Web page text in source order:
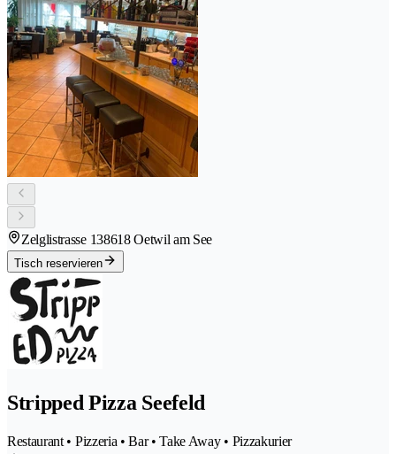
Zelglistrasse 138618 Oetwil am See
Tisch reservieren
Stripped Pizza Seefeld
Restaurant • Pizzeria • Bar • Take Away • Pizzakurier